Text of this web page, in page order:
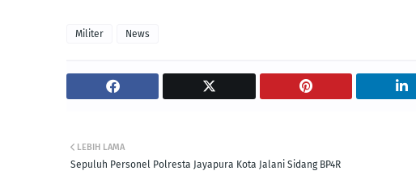
Militer News
LEBIH LAMA
Sepuluh Personel Polresta Jayapura Kota Jalani Sidang BP4R